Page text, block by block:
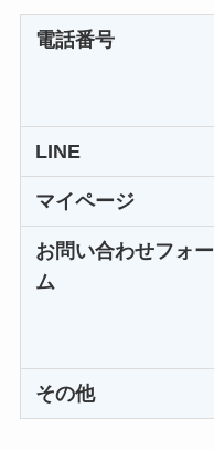
電話番号
LINE
マイページ
お問い合わせフォー
ム
その他